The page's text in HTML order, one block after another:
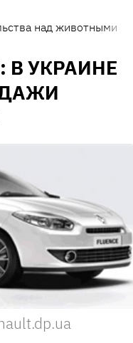
над животными
УКРАИНЕ